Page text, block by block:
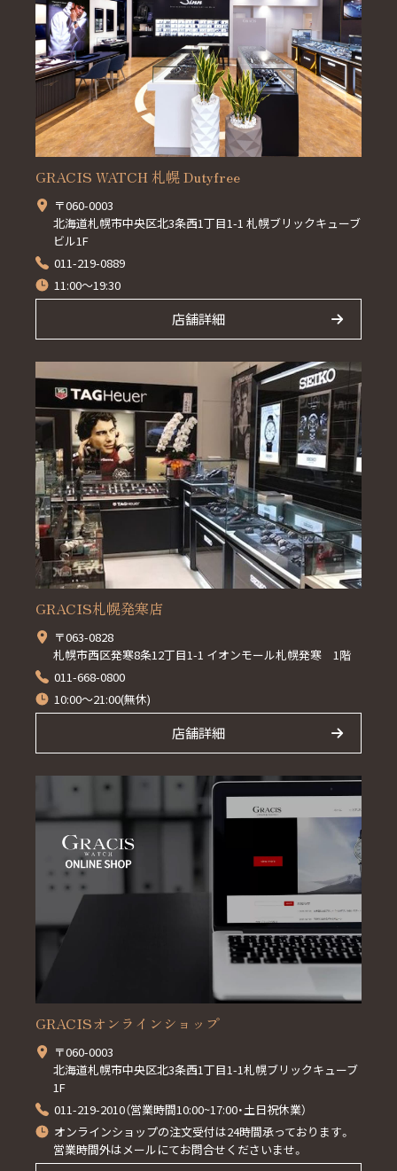
GRACIS WATCH 札幌 Dutyfree
〒060-0003
北海道札幌市中央区北3条西1丁目1-1 札幌ブリックキューブ
ビル1F
011-219-0889
11:00～19:30
店舗詳細
GRACIS札幌発寒店
〒063-0828
札幌市西区発寒8条12丁目1-1 イオンモール札幌発寒 1階
011-668-0800
10:00～21:00(無休)
店舗詳細
GRACISオンラインショップ
〒060-0003
北海道札幌市中央区北3条西1丁目1-1札幌ブリックキューブ
1F
011-219-2010（営業時間10:00~17:00・土日祝休業）
オンラインショップの注文受付は24時間承っております。
営業時間外はメールにてお問合せくださいませ。